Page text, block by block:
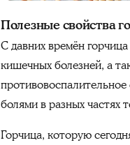
Полезные свойства
С давних времён
кишечных болезней, а
болями в разных частях
Горчица, которую